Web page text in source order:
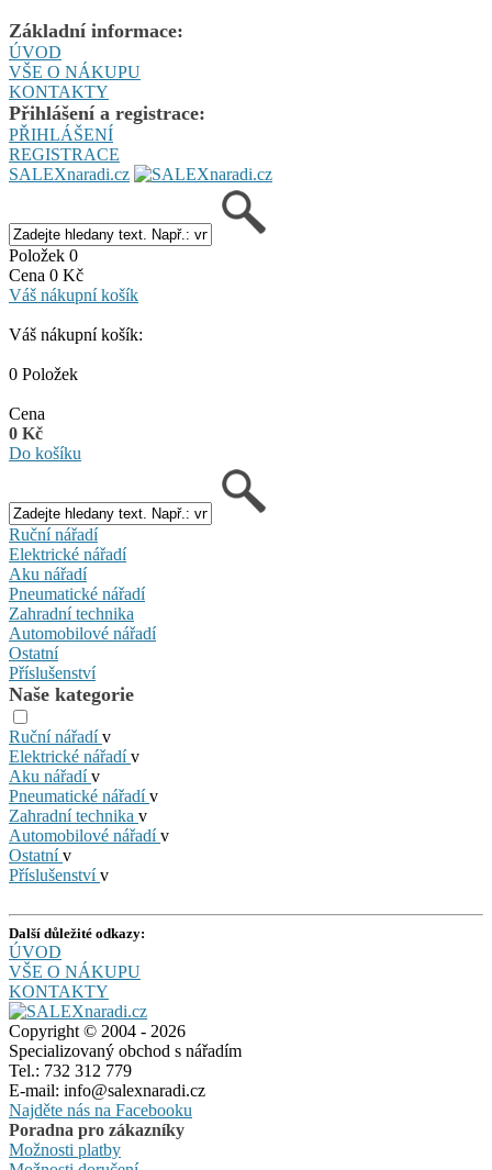
Základní informace:
ÚVOD
VŠE O NÁKUPU
KONTAKTY
Přihlášení a registrace:
PŘIHLÁŠENÍ
REGISTRACE
SALEXnaradi.cz
Položek 0
Cena 0 Kč
Váš nákupní košík
Váš nákupní košík:
0 Položek
Cena
0 Kč
Do košíku
Ruční nářadí
Elektrické nářadí
Aku nářadí
Pneumatické nářadí
Zahradní technika
Automobilové nářadí
Ostatní
Příslušenství
Naše kategorie
Ruční nářadív
Elektrické nářadív
Aku nářadív
Pneumatické nářadív
Zahradní technika v
Automobilové nářadív
Ostatnív
Příslušenstvív
Další důležité odkazy:
ÚVOD
VŠE O NÁKUPU
KONTAKTY
Copyright © 2004 - 2026
Specializovaný obchod s nářadím
Tel.: 732 312 779
E-mail: info@salexnaradi.cz
Najděte nás na Facebooku
Poradna pro zákazníky
Možnosti platby